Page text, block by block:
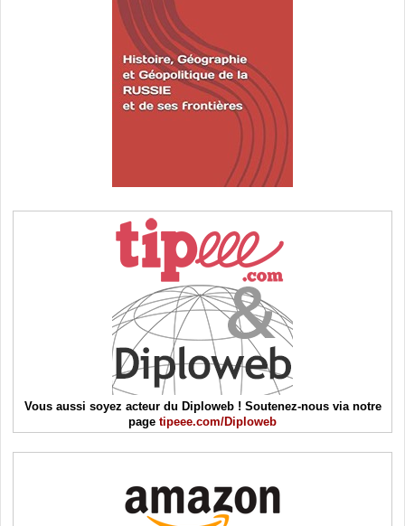
Vous aussi soyez acteur du Diploweb ! Soutenez-nous via notre
page tipeee.com/Diploweb